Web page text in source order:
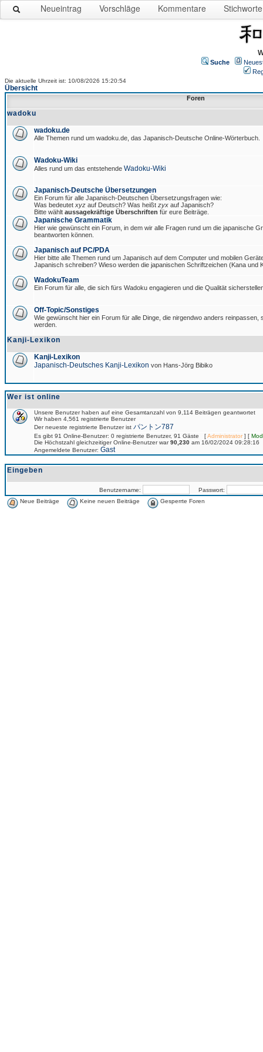
Neueintrag Vorschläge Kommentare Stichworte
Suche
Die aktuelle Uhrzeit ist: 10/08/2026 15:20:54
Übersicht
Foren
wadoku
wadoku.de
Alle Themen rund um wadoku.de, das Japanisch-Deutsche Online-Wörterbuch.
Wadoku-Wiki
Alles rund um das entstehende Wadoku-Wiki
Japanisch-Deutsche Übersetzungen
Ein Forum für alle Japanisch-Deutschen Übersetzungsfragen wie:
Was bedeutet xyz auf Deutsch? Was heißt zyx auf Japanisch?
Bitte wählt aussagekräftige Überschriften für eure Beiträge.
Japanische Grammatik
Hier wie gewünscht ein Forum, in dem wir alle Fragen rund um die japanische
beantworten können.
Japanisch auf PC/PDA
Hier bitte alle Themen rund um Japanisch auf dem Computer und mobilen
Japanisch schreiben? Wieso werden die japanischen Schriftzeichen (Kana und
WadokuTeam
Ein Forum für alle, die sich fürs Wadoku engagieren und die Qualität
Off-Topic/Sonstiges
Wie gewünscht hier ein Forum für alle Dinge, die nirgendwo anders reinpassen,
werden.
Kanji-Lexikon
Kanji-Lexikon
Japanisch-Deutsches Kanji-Lexikon von Hans-Jörg Bibiko
Wer ist online
Unsere Benutzer haben auf eine Gesamtanzahl von 9,114 Beiträgen geantwortet
Wir haben 4,561 registrierte Benutzer
Der neueste registrierte Benutzer ist パントン787
Es gibt 91 Online-Benutzer: 0 registrierte Benutzer, 91 Gäste [Administrator] [
Die Höchstzahl gleichzeitiger Online-Benutzer war90,230 am 16/02/2024 09:28:16
Angemeldete Benutzer: Gast
Eingeben
Benutzername:
Passwort:
Neue Beiträge
Keine neuen Beiträge Gesperrte Foren